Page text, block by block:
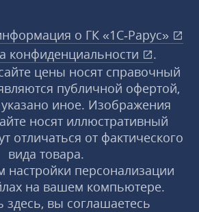
о ГК «1С‑Рарус»
конфиденциальности
.
цены носят справочный
публичной офертой,
иное. Изображения
носят иллюстративный
отличаться от фактического
вида товара.
персонализации
на вашем компьютере.
здесь, вы соглашаетесь